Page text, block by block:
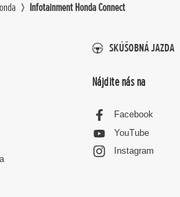
Infotainment Honda Connect
SKÚŠOBNÁ JAZDA
Nájdite nás na
Facebook
YouTube
Instagram